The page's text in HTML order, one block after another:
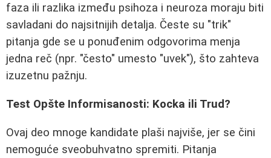
faza ili razlika između psihoza i neuroza moraju biti
savladani do najsitnijih detalja. Česte su "trik"
pitanja gde se u ponuđenim odgovorima menja
jedna reč (npr. "često" umesto "uvek"), što zahteva
izuzetnu pažnju.
Test Opšte Informisanosti: Kocka ili Trud?
Ovaj deo mnoge kandidate plaši najviše, jer se čini
nemoguće sveobuhvatno spremiti. Pitanja